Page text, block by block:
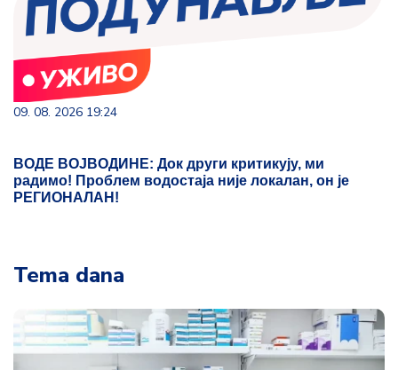
09. 08. 2026 19:24
ВОДЕ ВОЈВОДИНЕ: Док други критикују, ми
радимо! Проблем водостаја није локалан, он је
РЕГИОНАЛАН!
Tema dana